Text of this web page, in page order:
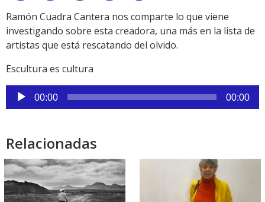
Link
Ramón Cuadra Cantera nos comparte lo que viene
investigando sobre esta creadora, una más en la lista de
artistas que está rescatando del olvido.
Escultura es cultura
Reproductor
de
00:00 00:00
Relacionadas